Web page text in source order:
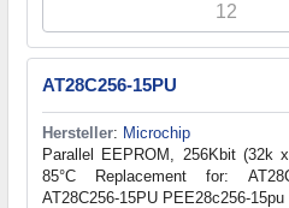
AT28C256-15PU
Hersteller: Microchip
Parallel EEPROM, 256Kbit (32k
85°C Replacement for:
AT28C256-15PU PEE28c256-15pu